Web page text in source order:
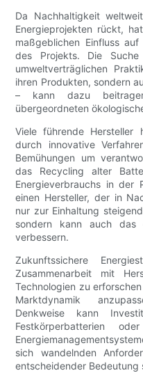
Da Nachhaltigkeit
Energieprojekten rückt,
maßgeblichen Einfluss
des Projekts. Die
umweltverträglichen
ihren Produkten, sondern
– kann dazu
übergeordneten
Viele führende Hersteller
durch innovative
Bemühungen um
das Recycling alter
Energieverbrauchs in der
einen Hersteller, der in
nur zur Einhaltung
sondern kann auch das
verbessern.
Zukunftssichere
Zusammenarbeit mit
Technologien zu
Marktdynamik
Denkweise kann
Festkörperbatterien
sich wandelnden
entscheidender Bedeutung